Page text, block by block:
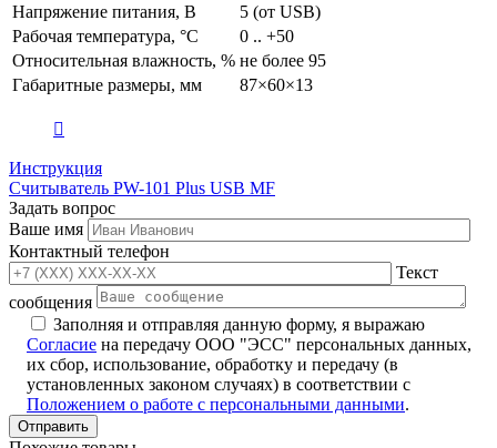
Напряжение питания, В
5 (от USB)
Рабочая температура, °C
0 .. +50
Относительная влажность, % не более 95
Габаритные размеры, мм
87×60×13
Инструкция
Считыватель PW-101 Plus USB MF
Задать вопрос
Ваше имя
Контактный телефон
Текст
сообщения
Заполняя и отправляя данную форму, я выражаю
Согласие на передачу ООО "ЭСС" персональных данных,
их сбор, использование, обработку и передачу (в
установленных законом случаях) в соответствии с
Положением о работе с персональными данными.